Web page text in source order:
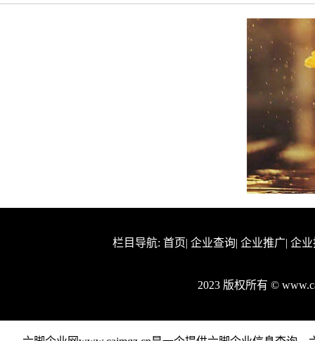
栏目导航: 首页| 企业查询| 企业推广| 企
2023 版权所有 ©